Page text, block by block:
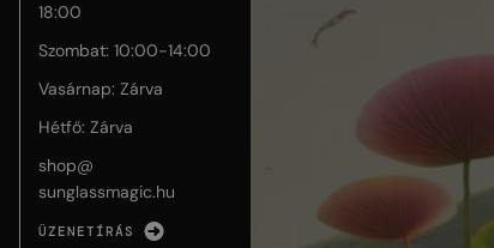
18:00
Szombat: 10:00-14:00
Vasárnap: Zárva
Hétfő: Zárva
shop@
sunglassmagic.hu
ÜZENETÍRÁS